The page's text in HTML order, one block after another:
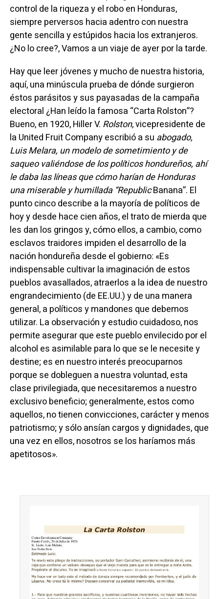
control de la riqueza y el robo en Honduras,
siempre perversos hacia adentro con nuestra
gente sencilla y estúpidos hacia los extranjeros.
¿No lo cree?, Vamos a un viaje de ayer por la tarde.
Hay que leer jóvenes y mucho de nuestra historia,
aquí, una minúscula prueba de dónde surgieron
éstos parásitos y sus payasadas de la campaña
electoral ¿Han leído la famosa “Carta Rolston”?
Bueno, en 1920, Hiller V. Rolston, vicepresidente de
la United Fruit Company escribió a su abogado,
Luis Melara, un modelo de sometimiento y de
saqueo valiéndose de los políticos hondureños, ahí
le daba las líneas que cómo harían de Honduras
una miserable y humillada “RepublicBanana”. El
punto cinco describe a la mayoría de políticos de
hoy y desde hace cien años, el trato de mierda que
les dan los gringos y, cómo ellos, a cambio, como
esclavos traidores impiden el desarrollo de la
nación hondureña desde el gobierno: «Es
indispensable cultivar la imaginación de estos
pueblos avasallados, atraerlos a la idea de nuestro
engrandecimiento (de EE.UU.) y de una manera
general, a políticos y mandones que debemos
utilizar. La observación y estudio cuidadoso, nos
permite asegurar que este pueblo envilecido por el
alcohol es asimilable para lo que se le necesite y
destine; es en nuestro interés preocuparnos
porque se dobleguen a nuestra voluntad, esta
clase privilegiada, que necesitaremos a nuestro
exclusivo beneficio; generalmente, estos como
aquellos, no tienen convicciones, carácter y menos
patriotismo; y sólo ansían cargos y dignidades, que
una vez en ellos, nosotros se los haríamos más
apetitosos».